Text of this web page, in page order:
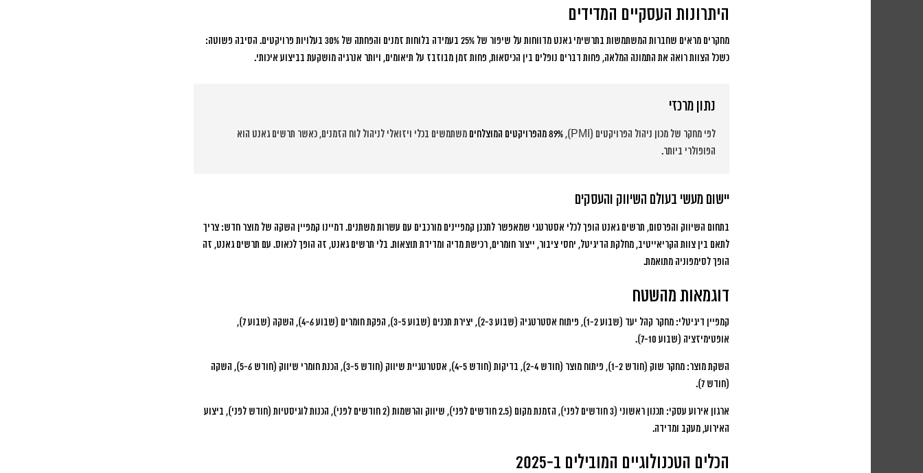
היתרונות העסקיים המדידים
מחקרים מראים שחברות המשתמשות בתרשימי גאנט מדווחות על שיפור של 25% בעמידה בלוחות זמנים והפחתה של 30% בעלויות פרויקטים
. הסיבה פשוטה:
כשכל הצוות רואה את התמונה המלאה, פחות דברים נופלים בין הכיסאות, פחות זמן מבוזבז על תיאומים, ויותר אנרגיה מושקעת בביצוע איכותי.
נתון מרכזי
לפי מחקר של מכון ניהול הפרויקטים (PMI), 89% מהפרויקטים המוצלחים
משתמשים בכלי ויזואלי לניהול לוח הזמנים, כאשר תרשים גאנט הוא
הפופולרי ביותר.
יישום מעשי בעולם השיווק והעסקים
בתחום השיווק והפרסום, תרשים גאנט הופך לכלי אסטרטגי שמאפשר לתכנן קמפיינים מורכבים עם עשרות משתנים. דמיינו קמפיין השקה של מוצר חדש: צריך
לתאם בין צוות הקריאייטיב, מחלקת הדיגיטל, יחסי ציבור, ייצור חומרים, רכישת מדיה ומדידת תוצאות. בלי תרשים גאנט, זה הופך לכאוס. עם תרשים גאנט, זה
הופך לסימפוניה מתואמת.
דוגמאות מהשטח
קמפיין דיגיטלי:
מחקר קהל יעד (שבוע 1-2), פיתוח אסטרטגיה (שבוע 2-3), יצירת תכנים (שבוע 3-5), הפקת חומרים (שבוע 4-6), השקה (שבוע 7),
אופטימיזציה (שבוע 7-10).
השקת מוצר:
מחקר שוק (חודש 1-2), פיתוח מוצר (חודש 2-4), בדיקות (חודש 4-5), אסטרטגיית שיווק (חודש 3-5), הכנת חומרי שיווק (חודש 5-6), השקה
(חודש 7).
ארגון אירוע עסקי:
תכנון ראשוני (3 חודשים לפני), הזמנת מקום (2.5 חודשים לפני), שיווק והרשמות (2 חודשים לפני), הכנות לוגיסטיות (חודש לפני), ביצוע
האירוע, מעקב ומדידה.
הכלים הטכנולוגיים המובילים ב-2025